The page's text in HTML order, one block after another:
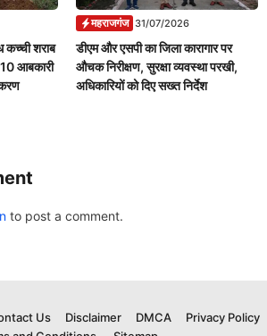
शराब
आबकारी
महराजगंज 31/07/2026
डीएम और एसपी का जिला कारागार पर
औचक निरीक्षण, सुरक्षा व्यवस्था परखी,
अधिकारियों को दिए सख्त निर्देश
to post a comment.
Us Disclaimer DMCA
Privacy Policy